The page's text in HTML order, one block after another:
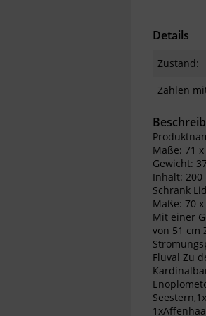
Details
Zustand:
Zahlen
Maße: 71
Gewicht:
Inhalt: 200
Schrank
Maße: 70
Mit einer
von 51 cm
Fluval Zu